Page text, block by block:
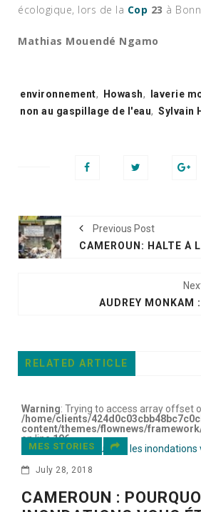
écologique, lors de la Cop 23 à
Mathias Mouendé Ngamo
Tags:
environnement, Howash, laverie
non au gaspillage de l'eau, Sylvain
Previous Post
RELATED ARTICLE
Warning: Trying to access array offset
/home/clients/
content/themes/flownews/
on line106
MES STORIES
July 28, 2018
CAMEROUN :